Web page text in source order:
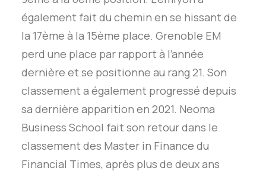
également fait du chemin en se hissant de
la 17ème à la 15ème place. Grenoble EM
perd une place par rapport à l’année
dernière et se positionne au rang 21. Son
classement a également progressé depuis
sa dernière apparition en 2021. Neoma
Business School fait son retour dans le
classement des Master in Finance du
Financial Times, après plus de deux ans